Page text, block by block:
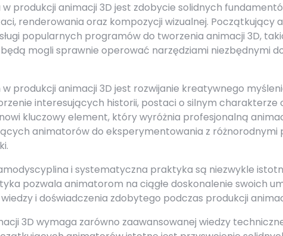
produkcji animacji 3D jest zdobycie solidnych
renderowania oraz kompozycji wizualnej. Początkujący
popularnych programów do tworzenia animacji 3D,
będą mogli sprawnie operować narzędziami niezbędnymi
produkcji animacji 3D jest rozwijanie kreatywnego
interesujących historii, postaci o silnym charakterze
kluczowy element, który wyróżnia profesjonalną
animatorów do eksperymentowania z różnorodnymi
i systematyczna praktyka są niezwykle
pozwala animatorom na ciągłe doskonalenie swoich
i doświadczenia zdobytego podczas produkcji
3D wymaga zarówno zaawansowanej wiedzy